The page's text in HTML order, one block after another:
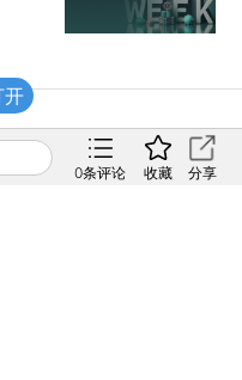
0条评论 收藏 分享